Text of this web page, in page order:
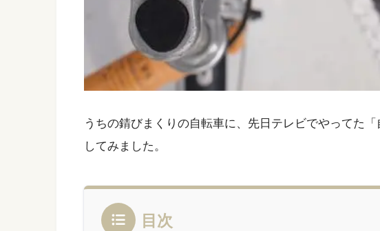
うちの錆びまくりの自転車に、先日テレビでやってた
してみました。
目次